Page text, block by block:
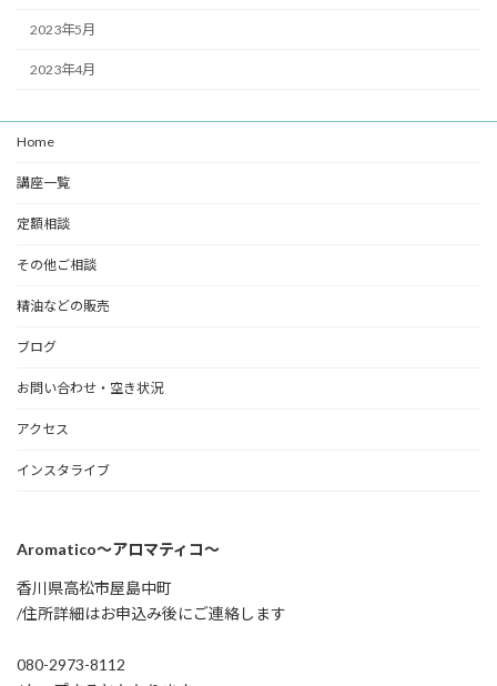
2023年5月
2023年4月
Home
講座一覧
定額相談
その他ご相談
精油などの販売
ブログ
お問い合わせ・空き状況
アクセス
インスタライブ
Aromatico～アロマティコ～
香川県高松市屋島中町
/住所詳細はお申込み後にご連絡します
080-2973-8112